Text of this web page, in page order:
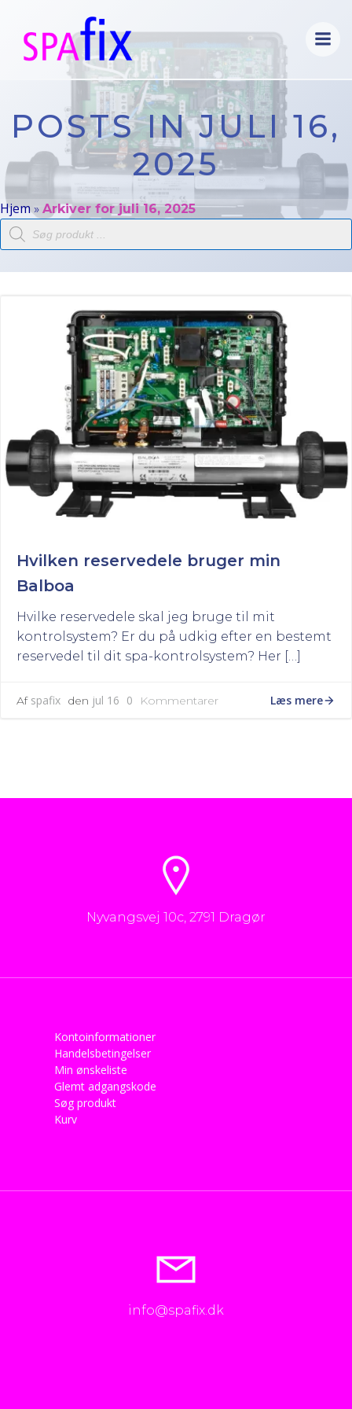
POSTS IN JULI 16,
2025
Hjem» Arkiver for juli 16, 2025
Products
search
Hvilken reservedele bruger min
Balboa
Hvilke reservedele skal jeg bruge til mit
kontrolsystem? Er du på udkig efter en bestemt
reservedel til dit spa-kontrolsystem? Her […]
Af spafix den jul 16 0 Kommentarer Læs mere
Nyvangsvej 10c, 2791 Dragør
Kontoinformationer
Handelsbetingelser
Min ønskeliste
Glemt adgangskode
Søg produkt
Kurv
info@spafix.dk